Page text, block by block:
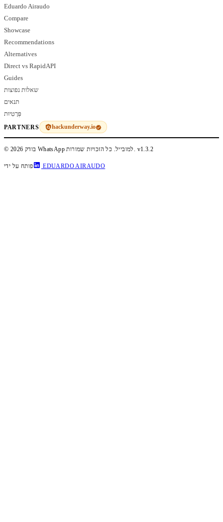
Eduardo Airaudo
Compare
Showcase
Recommendations
Alternatives
Direct vs RapidAPI
Guides
שאלות נפוצות
תנאים
פְּרָטִיוּת
PARTNERS hackunderway.io
© 2026 בודק WhatsApp למובייל. כל הזכויות שמורות. v1.3.2
פותח על ידי EDUARDO AIRAUDO